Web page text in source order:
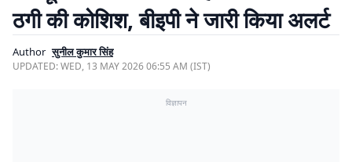
ठगी की कोशिश, बीइपी ने जारी किया अलर्ट
Author सुनील कुमार सिंह
UPDATED:WED, 13 MAY 2026 06:55 AM (IST)
विज्ञापन